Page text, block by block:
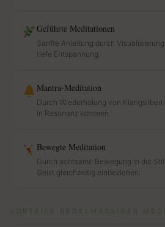
Geführte Meditationen
Sanfte Anleitung durch
tiefe Entspannung.
Mantra-Meditation
Durch Wiederholung von
in Resonanz kommen.
Bewegte Meditation
Durch achtsame Bewegung in die
Geist gleichzeitig einbeziehen.
VORTEILE REGELMÄSSIGER